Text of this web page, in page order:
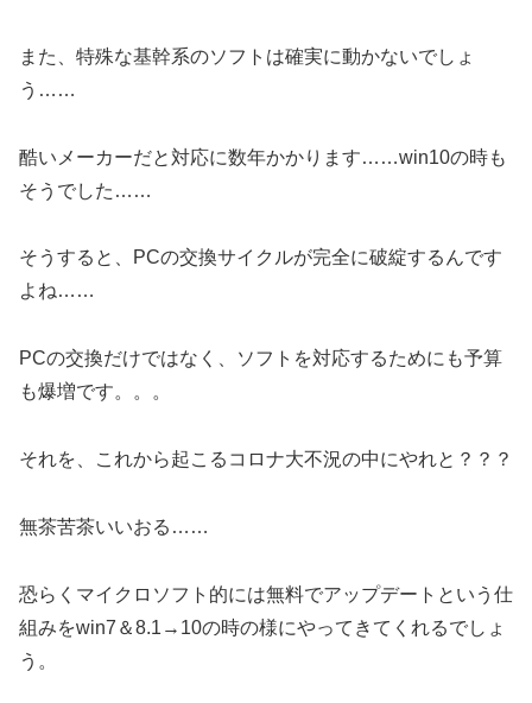
また、特殊な基幹系のソフトは確実に動かないでしょ
う……
酷いメーカーだと対応に数年かかります……win10の時も
そうでした……
そうすると、PCの交換サイクルが完全に破綻するんです
よね……
PCの交換だけではなく、ソフトを対応するためにも予算
も爆増です。。。
それを、これから起こるコロナ大不況の中にやれと？？？
無茶苦茶いいおる……
恐らくマイクロソフト的には無料でアップデートという仕
組みをwin7＆8.1→10の時の様にやってきてくれるでしょ
う。